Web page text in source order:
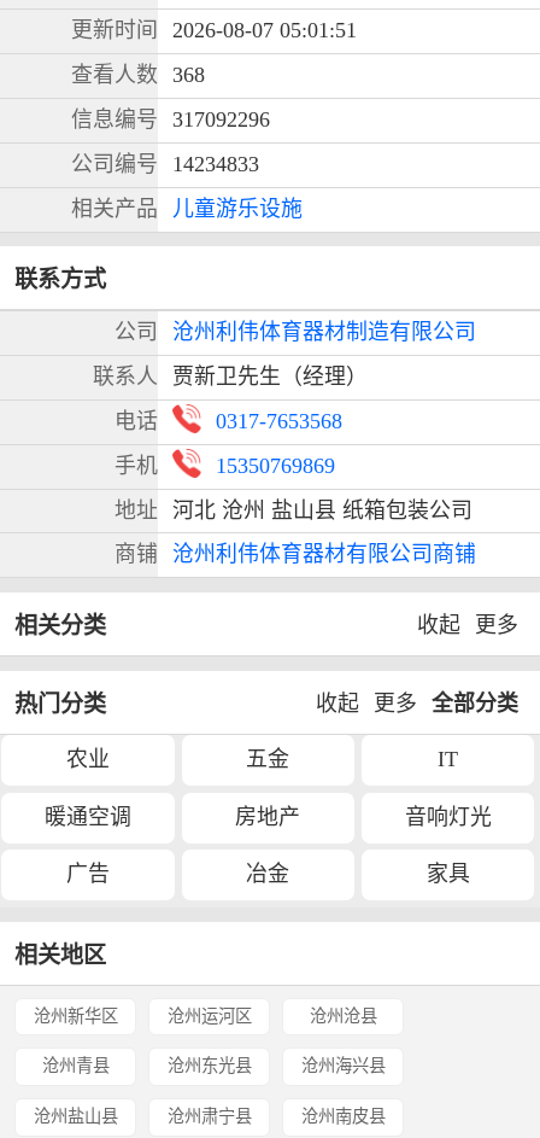
更新时间
2026-08-07 05:01:51
查看人数
368
信息编号
317092296
公司编号
14234833
相关产品
儿童游乐设施
联系方式
公司
沧州利伟体育器材制造有限公司
联系人
贾新卫先生（经理）
电话
0317-7653568
手机
15350769869
地址
河北 沧州 盐山县 纸箱包装公司
商铺
沧州利伟体育器材有限公司商铺
相关分类 更多
收起
热门分类 全部分类
更多
收起
农业 五金 IT
暖通空调 房地产 音响灯光
广告 冶金 家具
相关地区
沧州新华区 沧州运河区 沧州沧县
沧州青县 沧州东光县 沧州海兴县
沧州盐山县 沧州肃宁县 沧州南皮县